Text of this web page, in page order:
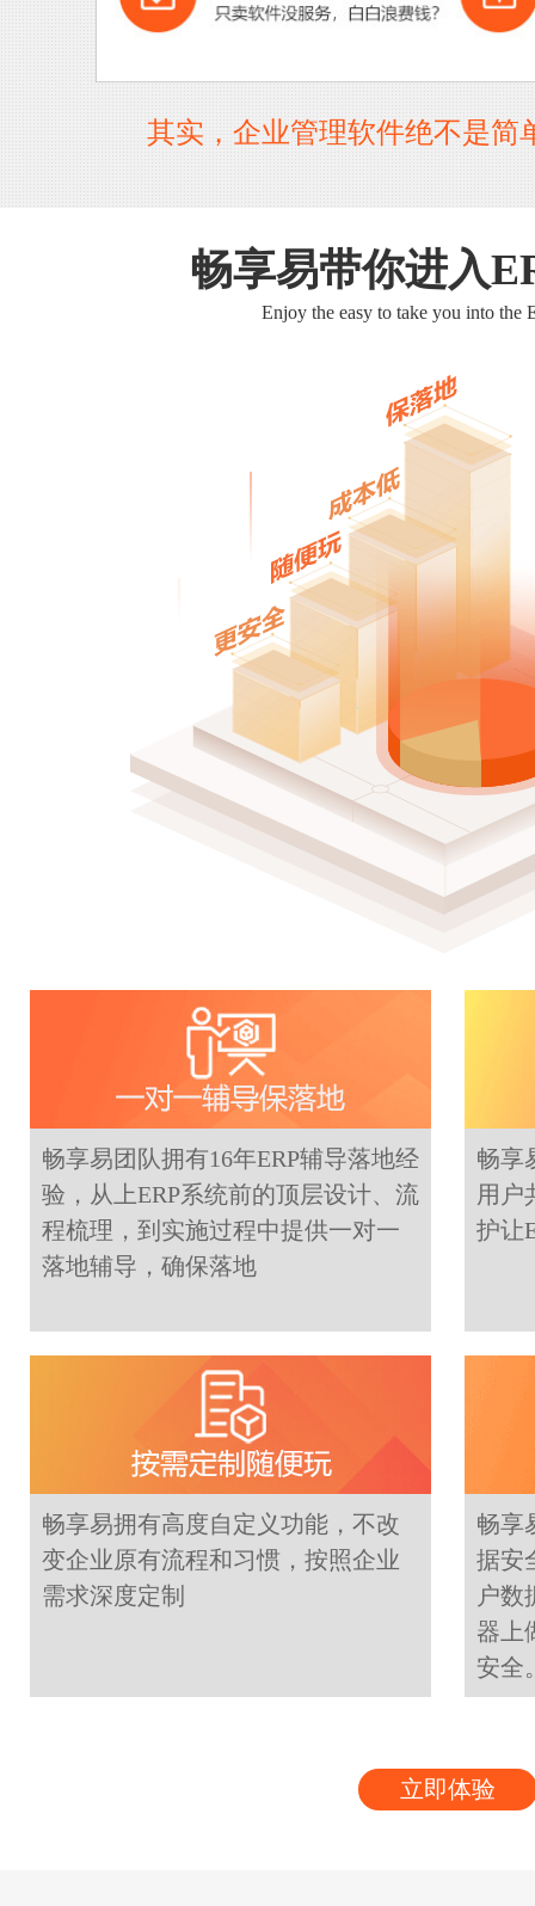
其实，企业管理软件绝不是
畅享易带你进入
Enjoy the easy to take you into the
畅享易团队拥有16年ERP辅导落地经
验，从上ERP系统前的顶层设计、流
程梳理，到实施过程中提供一对一
落地辅导，确保落地
畅享
用户
护让
畅享易拥有高度自定义功能，不改
变企业原有流程和习惯，按照企业
需求深度定制
畅享
据安
户数
器上
安全
立即体验